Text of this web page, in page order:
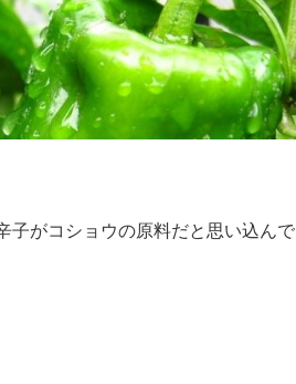
子がコショウの原料だと思い込んで